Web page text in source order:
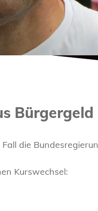
Bürgergeld
die
Kurswechsel: